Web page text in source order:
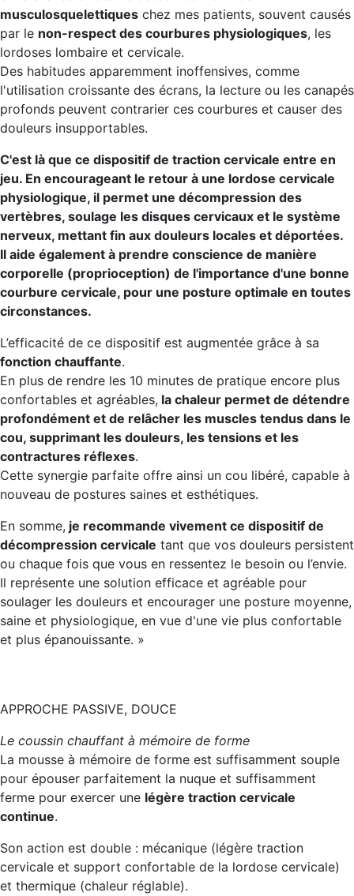
musculosquelettiques chez mes patients, souvent causés
par le non-respect des courbures physiologiques, les
lordoses lombaire et cervicale.
Des habitudes apparemment inoffensives, comme
l'utilisation croissante des écrans, la lecture ou les canapés
profonds peuvent contrarier ces courbures et causer des
douleurs insupportables.
C'est là que ce dispositif de traction cervicale entre en
jeu. En encourageant le retour à une lordose cervicale
physiologique, il permet une décompression des
vertèbres, soulage les disques cervicaux et le système
nerveux, mettant fin aux douleurs locales et déportées.
Il aide également à prendre conscience de manière
corporelle (proprioception) de l'importance d'une bonne
courbure cervicale, pour une posture optimale en toutes
circonstances.
L’efficacité de ce dispositif est augmentée grâce à sa
fonction chauffante.
En plus de rendre les 10 minutes de pratique encore plus
confortables et agréables, la chaleur permet de détendre
profondément et de relâcher les muscles tendus dans le
cou, supprimant les douleurs, les tensions et les
contractures réflexes.
Cette synergie parfaite offre ainsi un cou libéré, capable à
nouveau de postures saines et esthétiques.
En somme, je recommande vivement ce dispositif de
décompression cervicale tant que vos douleurs persistent
ou chaque fois que vous en ressentez le besoin ou l’envie.
Il représente une solution efficace et agréable pour
soulager les douleurs et encourager une posture moyenne,
saine et physiologique, en vue d'une vie plus confortable
et plus épanouissante. »
APPROCHE PASSIVE, DOUCE
Le coussin chauffant à mémoire de forme
La mousse à mémoire de forme est suffisamment souple
pour épouser parfaitement la nuque et suffisamment
ferme pour exercer une légère traction cervicale
continue.
Son action est double : mécanique (légère traction
cervicale et support confortable de la lordose cervicale)
et thermique (chaleur réglable).